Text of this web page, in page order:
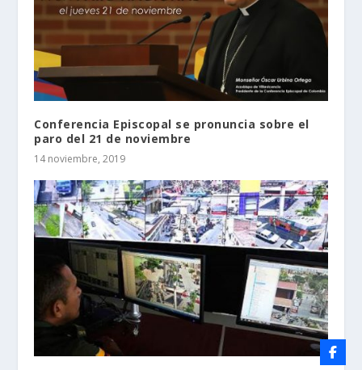
Conferencia Episcopal se pronuncia sobre el
paro del 21 de noviembre
14 noviembre, 2019